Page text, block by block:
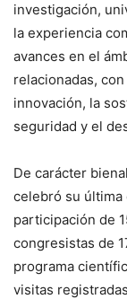
investigación,
la experiencia
avances en el
relacionadas,
innovación, la
seguridad y el
De carácter
celebró su última
participación de
congresistas de
programa
visitas